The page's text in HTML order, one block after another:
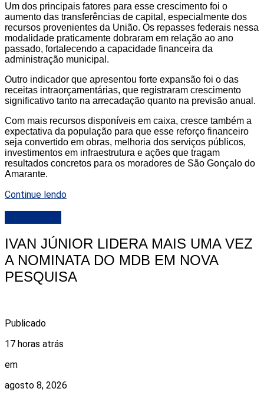
Um dos principais fatores para esse crescimento foi o
aumento das transferências de capital, especialmente dos
recursos provenientes da União. Os repasses federais nessa
modalidade praticamente dobraram em relação ao ano
passado, fortalecendo a capacidade financeira da
administração municipal.
Outro indicador que apresentou forte expansão foi o das
receitas intraorçamentárias, que registraram crescimento
significativo tanto na arrecadação quanto na previsão anual.
Com mais recursos disponíveis em caixa, cresce também a
expectativa da população para que esse reforço financeiro
seja convertido em obras, melhoria dos serviços públicos,
investimentos em infraestrutura e ações que tragam
resultados concretos para os moradores de São Gonçalo do
Amarante.
Continue lendo
IVAN JÚNIOR LIDERA MAIS UMA VEZ
A NOMINATA DO MDB EM NOVA
PESQUISA
Publicado
17 horas atrás
em
agosto 8, 2026